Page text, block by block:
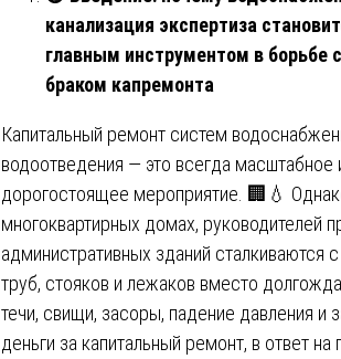
канализация экспертиза
главным инструментом в борьбе с
браком капремонта
Капитальный ремонт систем
водоотведения — это всегда масштабное
дорогостоящее мероприятие. 🏢💧
многоквартирных домах, руководителей
административных зданий
труб, стояков и лежаков вместо
течи, свищи, засоры, падение давления и
деньги за капитальный ремонт, в ответ на